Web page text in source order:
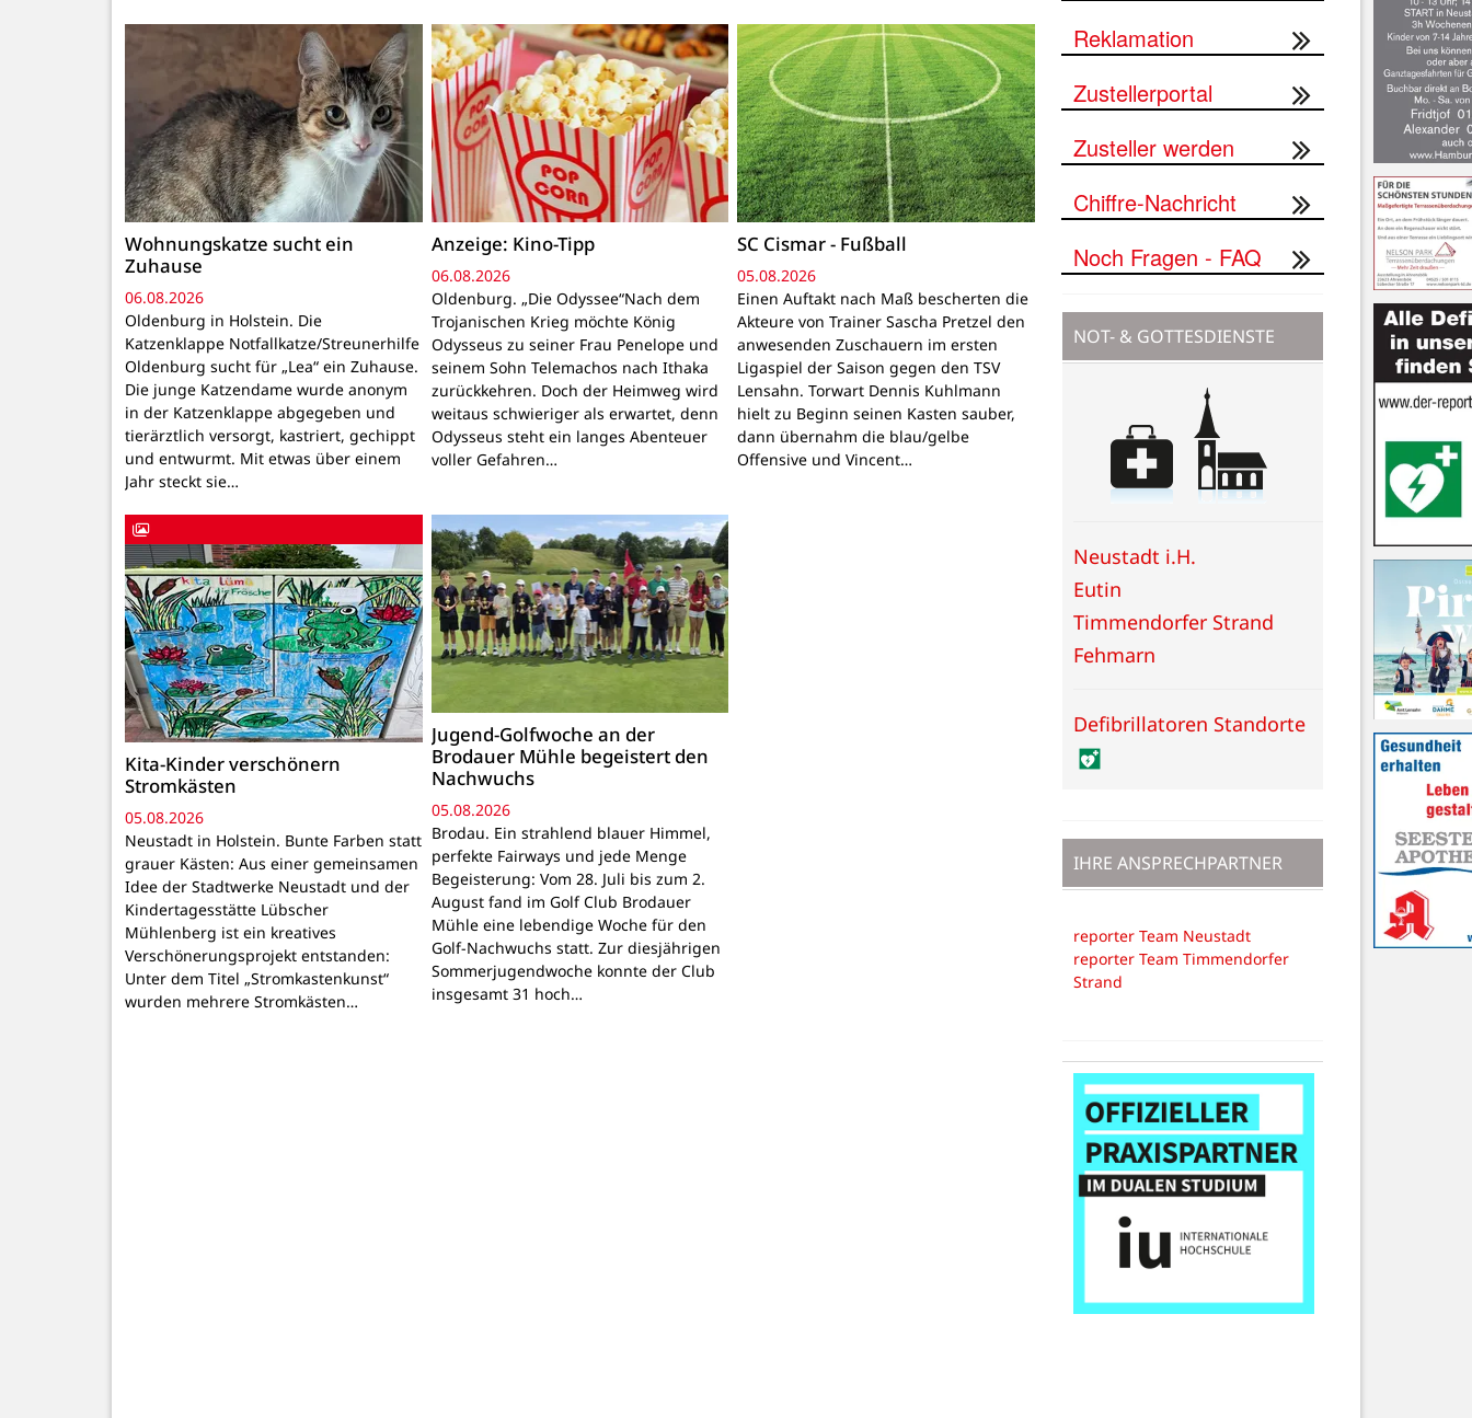
Wohnungskatze sucht ein
Zuhause
06.08.2026
Oldenburg in Holstein. Die
Katzenklappe Notfallkatze/Streunerhilfe
Oldenburg sucht für „Lea“ ein Zuhause.
Die junge Katzendame wurde anonym
in der Katzenklappe abgegeben und
tierärztlich versorgt, kastriert, gechippt
und entwurmt. Mit etwas über einem
Jahr steckt sie…
Anzeige: Kino-Tipp
06.08.2026
Oldenburg. „Die Odyssee“Nach dem
Trojanischen Krieg möchte König
Odysseus zu seiner Frau Penelope und
seinem Sohn Telemachos nach Ithaka
zurückkehren. Doch der Heimweg wird
weitaus schwieriger als erwartet, denn
Odysseus steht ein langes Abenteuer
voller Gefahren…
SC Cismar - Fußball
05.08.2026
Einen Auftakt nach Maß bescherten die
Akteure von Trainer Sascha Pretzel den
anwesenden Zuschauern im ersten
Ligaspiel der Saison gegen den TSV
Lensahn. Torwart Dennis Kuhlmann
hielt zu Beginn seinen Kasten sauber,
dann übernahm die blau/gelbe
Offensive und Vincent…
Kita-Kinder verschönern
Stromkästen
05.08.2026
Neustadt in Holstein. Bunte Farben statt
grauer Kästen: Aus einer gemeinsamen
Idee der Stadtwerke Neustadt und der
Kindertagesstätte Lübscher
Mühlenberg ist ein kreatives
Verschönerungsprojekt entstanden:
Unter dem Titel „Stromkastenkunst“
wurden mehrere Stromkästen…
Jugend-Golfwoche an der
Brodauer Mühle begeistert den
Nachwuchs
05.08.2026
Brodau. Ein strahlend blauer Himmel,
perfekte Fairways und jede Menge
Begeisterung: Vom 28. Juli bis zum 2.
August fand im Golf Club Brodauer
Mühle eine lebendige Woche für den
Golf-Nachwuchs statt. Zur diesjährigen
Sommerjugendwoche konnte der Club
insgesamt 31 hoch…
Reklamation
Zustellerportal
Zusteller werden
Chiffre-Nachricht
Noch Fragen - FAQ
NOT- & GOTTESDIENSTE
Neustadt i.H.
Eutin
Timmendorfer Strand
Fehmarn
Defibrillatoren Standorte
IHRE ANSPRECHPARTNER
reporter Team Neustadt
reporter Team Timmendorfer
Strand